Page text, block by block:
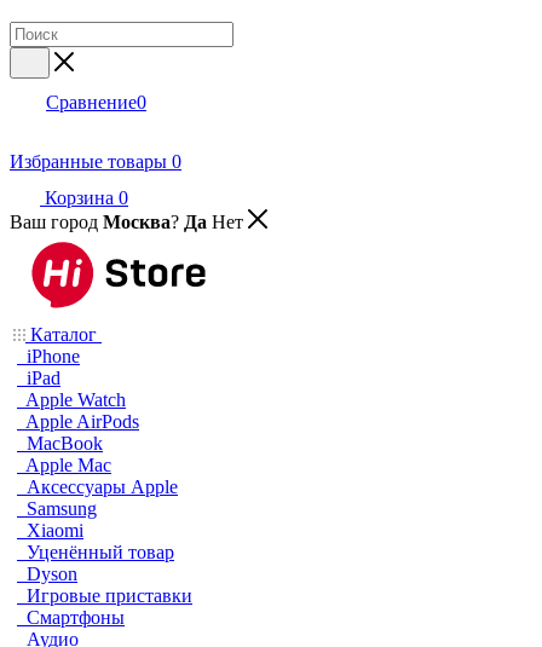
Сравнение0
Избранные товары 0
Корзина 0
Ваш город Москва? Да Нет
Каталог
iPhone
iPad
Apple Watch
Apple AirPods
MacBook
Apple Mac
Аксессуары Apple
Samsung
Xiaomi
Уценённый товар
Dyson
Игровые приставки
Смартфоны
Аудио